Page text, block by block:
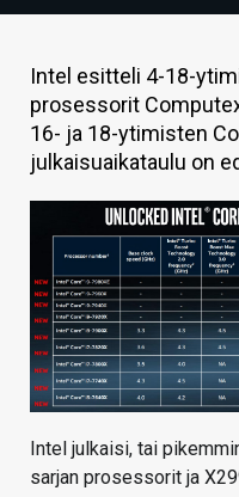
KAUPPA
VAIHDA TEEMA
HAKU
Intel esitteli 4-18-
prosessorit
16- ja 18-ytimisten
julkaisuaikataulu on
Intel julkaisi, tai
sarjan prosessorit ja